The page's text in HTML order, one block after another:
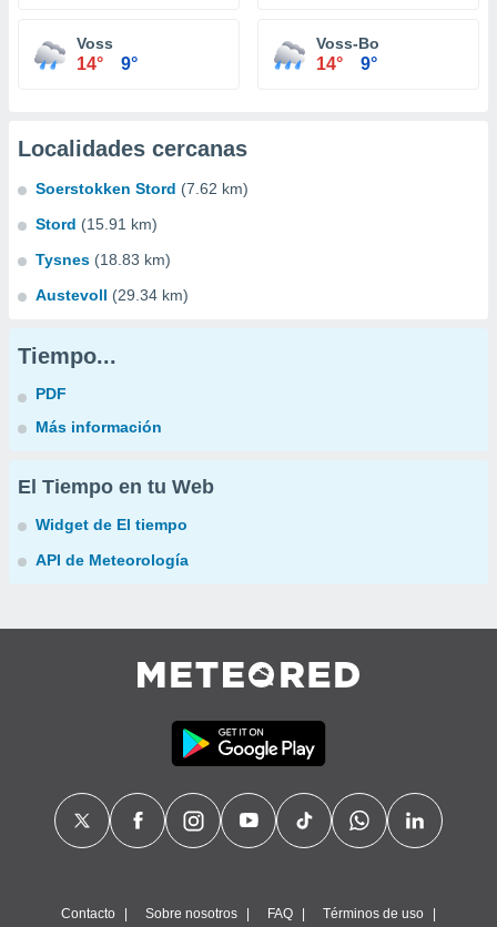
Voss
14° 9°
Voss-Bo
14° 9°
Localidades cercanas
Soerstokken Stord (7.62 km)
Stord (15.91 km)
Tysnes (18.83 km)
Austevoll (29.34 km)
Tiempo...
PDF
Más información
El Tiempo en tu Web
Widget de El tiempo
API de Meteorología
Contacto Sobre nosotros FAQ Términos de uso